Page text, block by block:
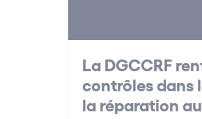
La DGCCRF
contrôles dans
la réparation